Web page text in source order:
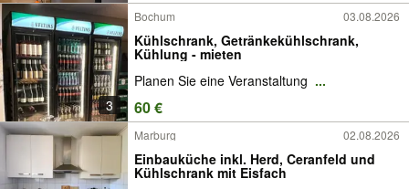
3
Bochum 03.08.2026
Kühlschrank, Getränkekühlschrank,
Kühlung - mieten
Planen Sie eine Veranstaltung ...
60 €
Marburg 02.08.2026
Einbauküche inkl. Herd, Ceranfeld und
Kühlschrank mit Eisfach